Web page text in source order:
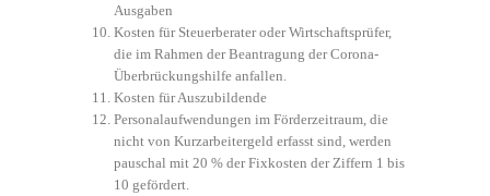
Ausgaben
Kosten für Steuerberater oder Wirtschaftsprüfer,
die im Rahmen der Beantragung der Corona-
Überbrückungshilfe anfallen.
Kosten für Auszubildende
Personalaufwendungen im Förderzeitraum, die
nicht von Kurzarbeitergeld erfasst sind, werden
pauschal mit 20 % der Fixkosten der Ziffern 1 bis
10 gefördert.